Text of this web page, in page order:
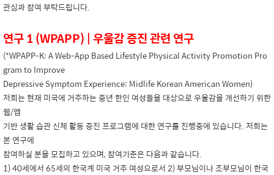
관심과 참여 부탁드립니다.
연구 1 (WPAPP) | 우울감 증진 관련 연구
(*WPAPP-K: A Web-App Based Lifestyle Physical Activity Promotion Pro
gram to Improve
Depressive Symptom Experience: Midlife Korean American Women)
저희는 현재 미국에 거주하는 중년 한인 여성들을 대상으로 우울감을 개선하기 위한
웹/앱
기반 생활 습관 신체 활동 증진 프로그램에 대한 연구를 진행중에 있습니다. 저희는
본 연구에
참여하실 분을 모집하고 있으며, 참여기준은 다음과 같습니다.
1) 40세에서 65세의 한국계 미국 거주 여성으로서 2) 부모님이나 조부모님이 한국